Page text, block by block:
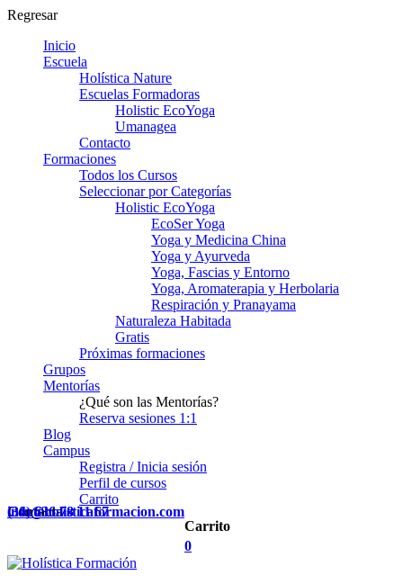
Regresar
Inicio
Escuela
Holística Nature
Escuelas Formadoras
Holistic EcoYoga
Umanagea
Contacto
Formaciones
Todos los Cursos
Seleccionar por Categorías
Holistic EcoYoga
EcoSer Yoga
Yoga y Medicina China
Yoga y Ayurveda
Yoga, Fascias y Entorno
Yoga, Aromaterapia y Herbolaria
Respiración y Pranayama
Naturaleza Habitada
Gratis
Próximas formaciones
Grupos
Mentorías
¿Qué son las Mentorías?
Reserva sesiones 1:1
Blog
Campus
Registra / Inicia sesión
Perfil de cursos
Carrito
Contacta
(34) 636 78 11 67
info@holisticaformacion.com
Carrito
0